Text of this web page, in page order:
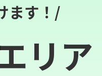
ます！/
リア